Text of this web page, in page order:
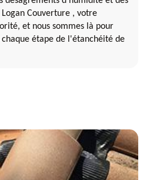
Couverture , votre
et nous sommes là pour
étape de l'étanchéité de